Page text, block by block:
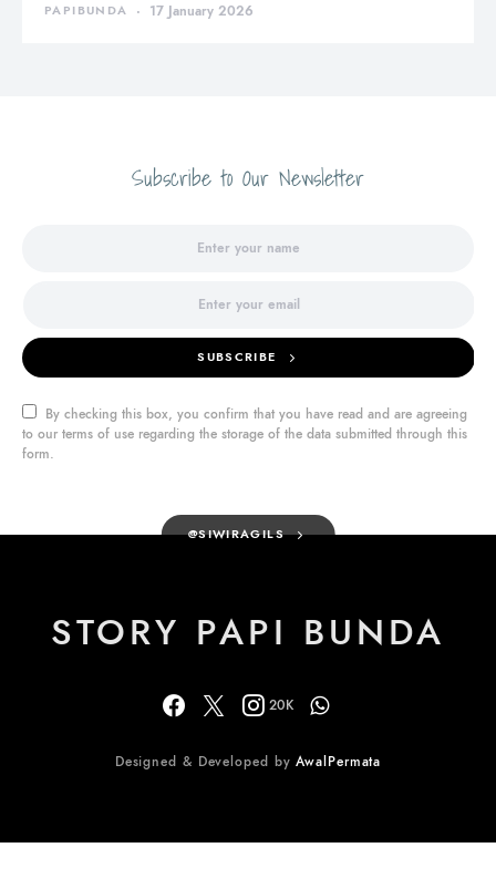
PAPIBUNDA 17 January 2026
Subscribe to Our Newsletter
SUBSCRIBE
By checking this box, you confirm that you have read and are agreeing
to our terms of use regarding the storage of the data submitted through this
form.
@SIWIRAGILS
STORY PAPI BUNDA
20K
Designed & Developed byAwalPermata